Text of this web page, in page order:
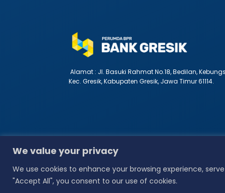
We value your privacy
We use cookies to enhance your browsing experience,
"Accept All", you consent to our use of cookies.
Alamat : Jl. Basuki Rahmat No.18, Bedilan,
Kec. Gresik, Kabupaten Gresik, Jawa Timur 61114.
Copyright © 2026 Perumda BPR Bank Gresik. All